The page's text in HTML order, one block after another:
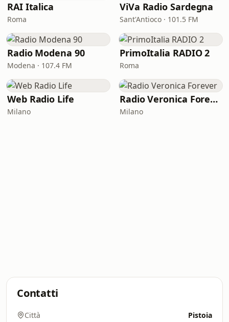
RAI Italica
Roma
ViVa Radio Sardegna
Sant'Antioco · 101.5 FM
Radio Modena 90
Modena · 107.4 FM
PrimoItalia RADIO 2
Roma
Web Radio Life
Milano
Radio Veronica Forever
Milano
Contatti
Città Pistoia